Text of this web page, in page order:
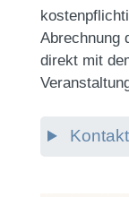
Abrechnung
direkt mit
Kontakt